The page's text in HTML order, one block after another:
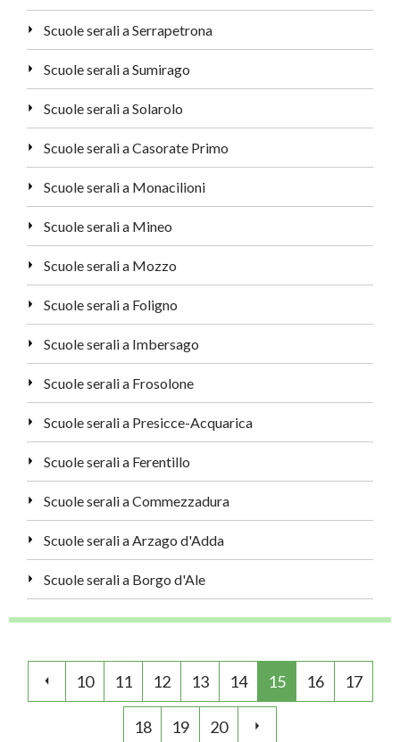
Scuole serali a Serrapetrona
Scuole serali a Sumirago
Scuole serali a Solarolo
Scuole serali a Casorate Primo
Scuole serali a Monacilioni
Scuole serali a Mineo
Scuole serali a Mozzo
Scuole serali a Foligno
Scuole serali a Imbersago
Scuole serali a Frosolone
Scuole serali a Presicce-Acquarica
Scuole serali a Ferentillo
Scuole serali a Commezzadura
Scuole serali a Arzago d'Adda
Scuole serali a Borgo d'Ale
10 11 12 13 14 15 16 17
18 19 20